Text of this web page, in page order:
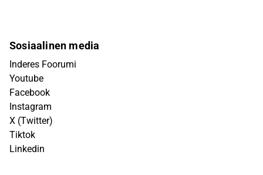
Sosiaalinen media
Inderes Foorumi
Youtube
Facebook
Instagram
X (Twitter)
Tiktok
Linkedin